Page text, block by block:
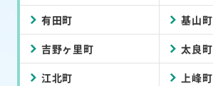
有田町 基山町
吉野ヶ里町 太良町
江北町 上峰町